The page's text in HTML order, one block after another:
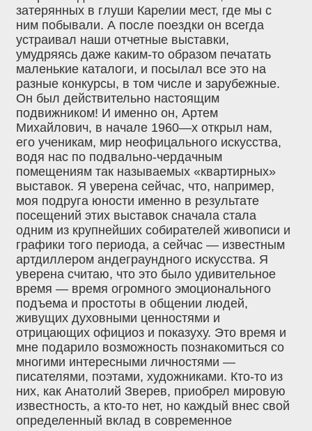
затерянных в глуши Карелии мест, где мы с
ним побывали. А после поездки он всегда
устраивал наши отчетные выставки,
умудряясь даже каким-то образом печатать
маленькие каталоги, и посылал все это на
разные конкурсы, в том числе и зарубежные.
Он был действительно настоящим
подвижником! И именно он, Артем
Михайлович, в начале 1960—х открыл нам,
его ученикам, мир неофицального искусства,
водя нас по подвально-чердачным
помещениям так называемых «квартирных»
выставок. Я уверена сейчас, что, например,
моя подруга юности именно в результате
посещений этих выставок сначала стала
одним из крупнейших собирателей живописи и
графики того периода, а сейчас — известным
артдиллером андеграундного искусства. Я
уверена считаю, что это было удивительное
время — время огромного эмоционального
подъема и простоты в общении людей,
живущих духовными ценностями и
отрицающих официоз и показуху. Это время и
мне подарило возможность познакомиться со
многими интересными личностями —
писателями, поэтами, художниками. Кто-то из
них, как Анатолий Зверев, приобрел мировую
известность, а кто-то нет, но каждый внес свой
определенный вклад в современное